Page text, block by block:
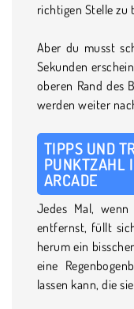
richtigen Stelle zu
Aber du musst
Sekunden
oberen Rand des
werden weiter
TIPPS UND
PUNKTZAHL
ARCADE
Jedes Mal,
entfernst, füllt
herum ein
eine
lassen kann, die